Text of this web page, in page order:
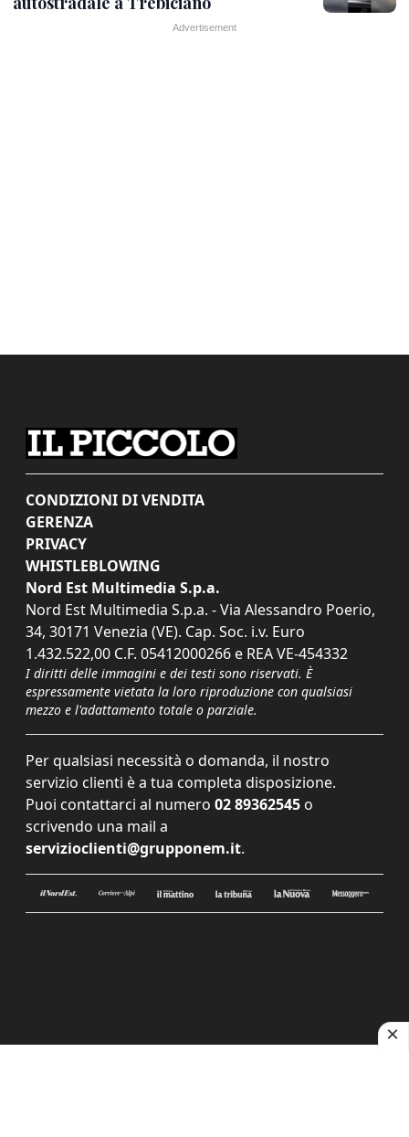
CONDIZIONI DI VENDITA
GERENZA
PRIVACY
WHISTLEBLOWING
Nord Est Multimedia S.p.a.
Nord Est Multimedia S.p.a. - Via Alessandro Poerio,
34, 30171 Venezia (VE). Cap. Soc. i.v. Euro
1.432.522,00 C.F. 05412000266 e REA VE-454332
I diritti delle immagini e dei testi sono riservati. È
espressamente vietata la loro riproduzione con qualsiasi
mezzo e l'adattamento totale o parziale.
Per qualsiasi necessità o domanda, il nostro
servizio clienti è a tua completa disposizione.
Puoi contattarci al numero 02 89362545 o
scrivendo una mail a
servizioclienti@grupponem.it.